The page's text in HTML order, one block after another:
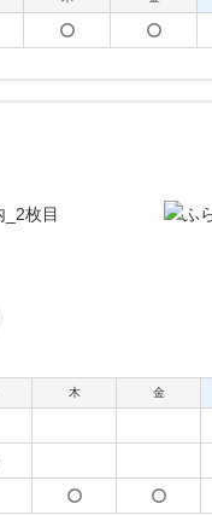
木 金